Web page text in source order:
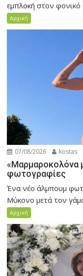
εμπλοκή στον
Αρχική
07/08/2026 kostas
«Μαρμαροκολόνα
φωτογραφίες
Ένα νέο άλμπουμ
Μύκονο μετά τον
Αρχική